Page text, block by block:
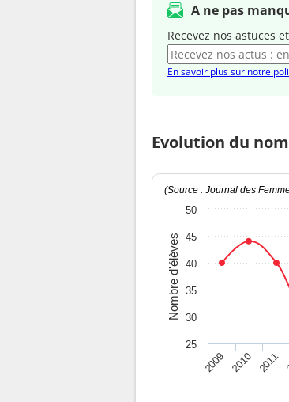
A ne pas
Recevez nos astuces
En savoir plus sur notre
Evolution du
Nombre d'élèves
(Source : Journal des
2009 2010 2011
25
30
35
40
45
50